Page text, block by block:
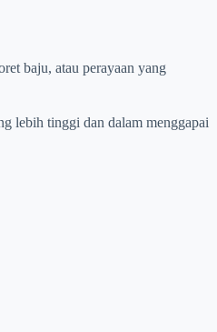
baju, atau perayaan yang
lebih tinggi dan dalam menggapai